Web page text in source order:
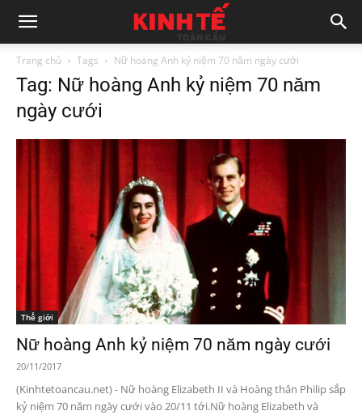
Trang chủ Tags Nữ hoàng Anh kỷ niệm 70 năm ngày cưới
Tag: Nữ hoàng Anh kỷ niệm 70 năm
ngày cưới
Thế giới
Nữ hoàng Anh kỷ niệm 70 năm ngày cưới
20/11/2017
(Kinhtetoancau.net) - Nữ hoàng Elizabeth II và Hoàng thân Philip sắp
kỷ niệm 70 năm ngày cưới vào 20/11 tới.Nữ hoàng Elizabeth và